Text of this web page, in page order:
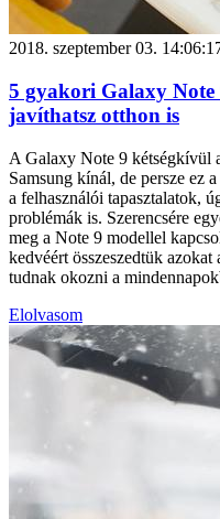
2018. szeptember 03.
5 gyakori Galaxy
javíthatsz otthon is
A Galaxy Note 9 kétségkívül
Samsung kínál, de persze ez
a felhasználói tapasztalatok,
problémák is. Szerencsére
meg a Note 9 modellel
kedvéért összeszedtük
tudnak okozni a
Elolvasom